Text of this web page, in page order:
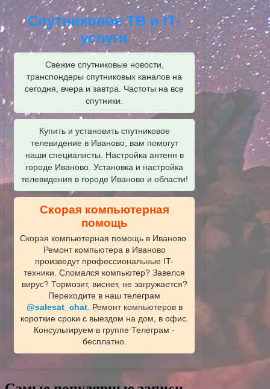
Спутниковое ТВ и IT-
услуги
Свежие спутниковые новости,
транспондеры спутниковых каналов на
сегодня, вчера и завтра. Частоты на все
спутники.
Купить и установить спутниковое
телевидение в Иваново, вам помогут
наши специалисты. Настройка антенн в
городе Иваново. Установка и настройка
телевидения в городе Иваново и области!
Скорая компьютерная
помощь
Скорая компьютерная помощь в Иваново.
Ремонт компьютера в Иваново
произведут профессиональные IT-
техники. Сломался компьютер? Завелся
вирус? Тормозит, виснет, не загружается?
Переходите в наш телеграм
@salesat_chat. Ремонт компьютеров в
короткие сроки с выездом на дом, в офис.
Консультируем в группе Телеграм -
бесплатно.